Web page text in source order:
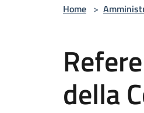
Home >
della